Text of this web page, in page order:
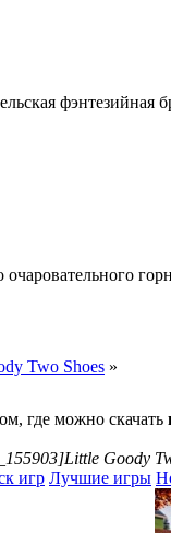
фэнтезийная
Two Shoes »
где можно скачать
Goody
игр Лучшие игры